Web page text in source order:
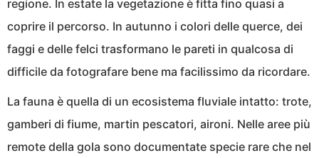
regione. In estate la vegetazione è fitta fino quasi a
coprire il percorso. In autunno i colori delle querce, dei
faggi e delle felci trasformano le pareti in qualcosa di
difficile da fotografare bene ma facilissimo da ricordare.
La fauna è quella di un ecosistema fluviale intatto: trote,
gamberi di fiume, martin pescatori, aironi. Nelle aree più
remote della gola sono documentate specie rare che nel